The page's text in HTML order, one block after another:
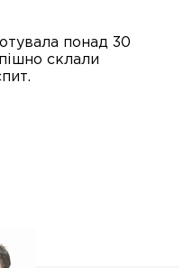
понад 30
склали